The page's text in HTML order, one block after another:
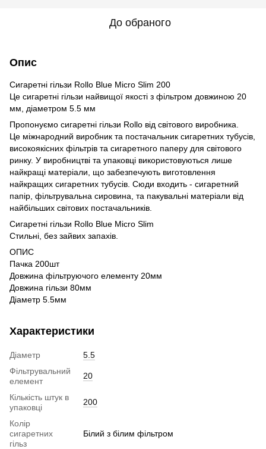
До обраного
Опис
Сигаретні гільзи Rollo Blue Micro Slim 200
Це сигаретні гільзи найвищої якості з фільтром довжиною 20
мм, діаметром 5.5 мм
Пропонуємо сигаретні гільзи Rollo від світового виробника.
Це міжнародний виробник та постачальник сигаретних тубусів,
високоякісних фільтрів та сигаретного паперу для світового
ринку. У виробництві та упаковці використовуються лише
найкращі матеріали, що забезпечують виготовлення
найкращих сигаретних тубусів. Сюди входить - сигаретний
папір, фільтрувальна сировина, та пакувальні матеріали від
найбільших світових постачальників.
Сигаретні гільзи Rollo Blue Micro Slim
Стильні, без зайвих запахів.
ОПИС
Пачка 200шт
Довжина фільтруючого елементу 20мм
Довжина гільзи 80мм
Діаметр 5.5мм
Характеристики
Діаметр
5.5
Фільтрувальний
елемент
20
Кількість штук в
упаковці
200
Колір
сигаретних
гільз
Білий з білим фільтром